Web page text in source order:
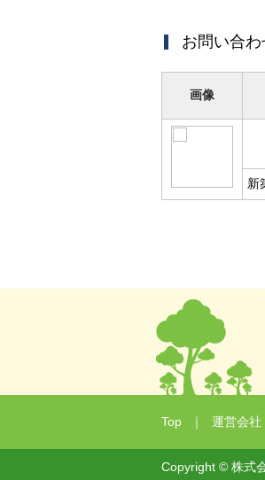
お問い合
画像
新
Top ｜ 運営会社
Copyright © 株式